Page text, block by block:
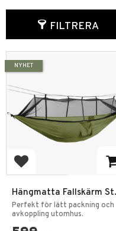
FILTRERA
Lägg till i favoriter
Hängmatta Fallskärm
med Myggnät
Perfekt för lätt packning och
avkoppling utomhus.
NYHET